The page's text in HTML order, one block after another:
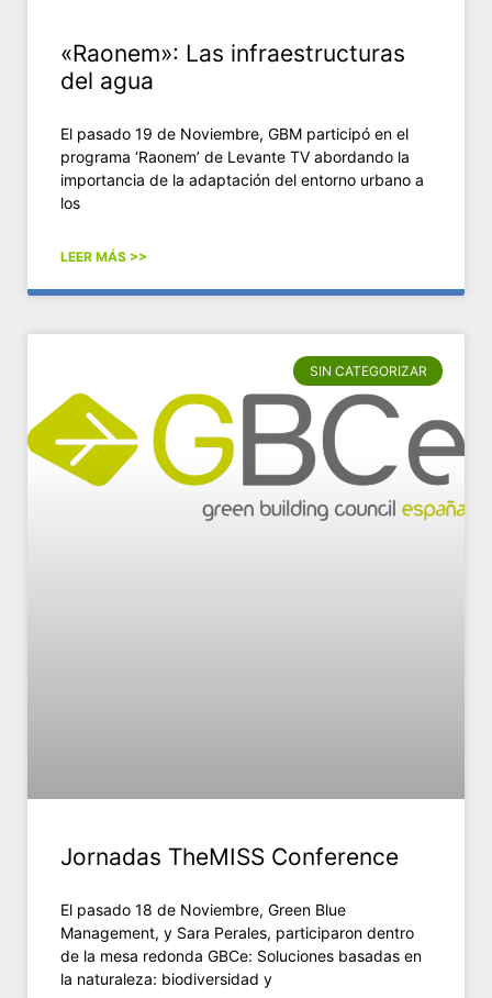
«Raonem»: Las infraestructuras
del agua
El pasado 19 de Noviembre, GBM participó en el
programa ‘Raonem’ de Levante TV abordando la
importancia de la adaptación del entorno urbano a
los
LEER MÁS >>
SIN CATEGORIZAR
Jornadas TheMISS Conference
El pasado 18 de Noviembre, Green Blue
Management, y Sara Perales, participaron dentro
de la mesa redonda GBCe: Soluciones basadas en
la naturaleza: biodiversidad y